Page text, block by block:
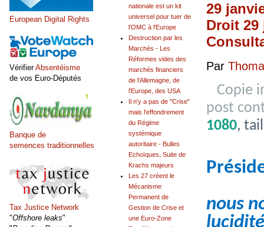
29
Droit 29
Par
Copie
post
1080,
nous
nationale est un kit
universel pour tuer de
l'OMC à l'Europe
Destruction par les
Marchés - Les
Réformes vides des
marchés financiers
de l'Allemagne, de
l'Europe, des USA
Il n'y a pas de "Crise"
mais l'effondrement
du Régime
systémique
autoritaire - Bulles
Echoïques, Suite de
Krachs majeurs
Les 27 créent le
Mécanisme
Permanent de
Gestion de Crise et
une Euro-Zone
European Digital Rights
VérifierAbsentéisme
de vos Euro-Députés
Banque de
semences traditionnelles
Tax Justice Network
"Offshore leaks"